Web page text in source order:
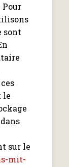
Pour
sont
le
sur le
mit-